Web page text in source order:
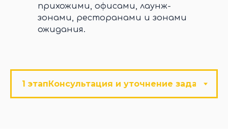
прихожими, офисами, лаунж-
зонами, ресторанами и зонами
ожидания.